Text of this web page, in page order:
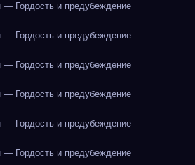
Гордость и предубеждение
Гордость и предубеждение
Гордость и предубеждение
Гордость и предубеждение
Гордость и предубеждение
Гордость и предубеждение